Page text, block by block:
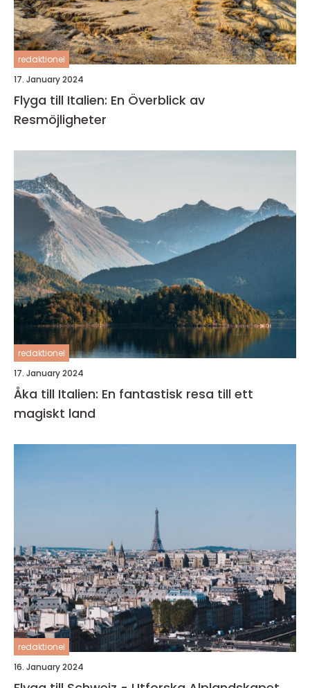
redaktionel
17. January 2024
Flyga till Italien: En Överblick av
Resmöjligheter
redaktionel
17. January 2024
Åka till Italien: En fantastisk resa till ett
magiskt land
redaktionel
16. January 2024